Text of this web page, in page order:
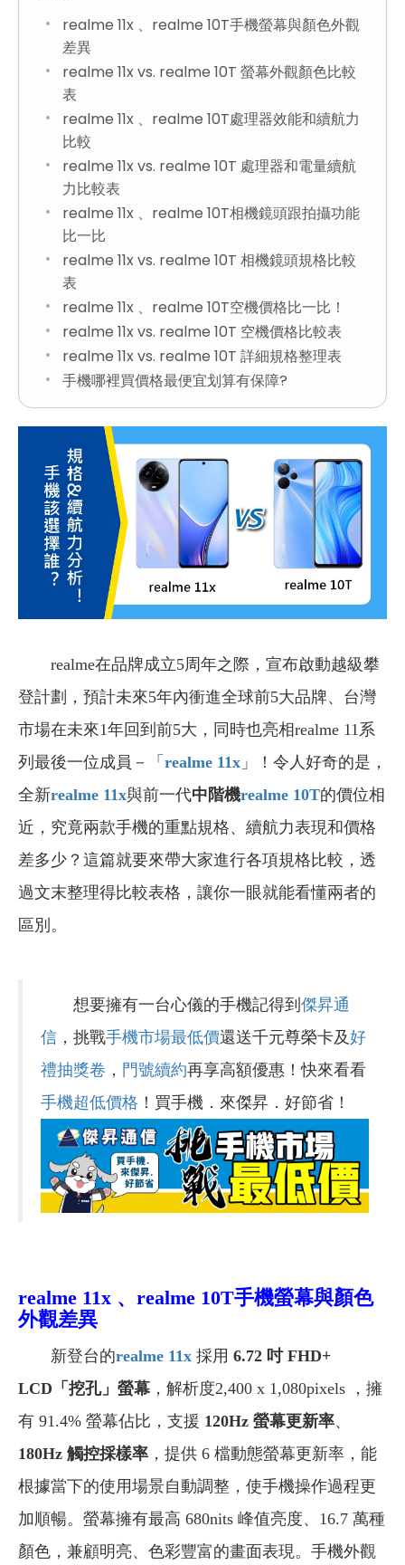
realme 11x 、realme 10T手機螢幕與顏色外觀
差異
realme 11x vs. realme 10T 螢幕外觀顏色比較
表
realme 11x 、realme 10T處理器效能和續航力
比較
realme 11x vs. realme 10T 處理器和電量續航
力比較表
realme 11x 、realme 10T相機鏡頭跟拍攝功能
比一比
realme 11x vs. realme 10T 相機鏡頭規格比較
表
realme 11x 、realme 10T空機價格比一比！
realme 11x vs. realme 10T 空機價格比較表
realme 11x vs. realme 10T 詳細規格整理表
手機哪裡買價格最便宜划算有保障?
realme在品牌成立5周年之際，宣布啟動越級攀
登計劃，預計未來5年內衝進全球前5大品牌、台灣
市場在未來1年回到前5大，同時也亮相realme 11系
列最後一位成員－「 realme 11x 」！令人好奇的是，
全新realme 11x與前一代中階機realme 10T的價位相
近，究竟兩款手機的重點規格、續航力表現和價格
差多少？這篇就要來帶大家進行各項規格比較，透
過文末整理得比較表格，讓你一眼就能看懂兩者的
區別。
想要擁有一台心儀的手機記得到 傑昇通
信 ，挑戰手機市場最低價還送千元尊榮卡及好
禮抽獎卷 ， 門號續約再享高額優惠！快來看看
手機超低價格 ！買手機．來傑昇．好節省！
realme 11x 、realme 10T手機螢幕與顏色
外觀差異
新登台的realme 11x 採用 6.72 吋 FHD+
LCD「挖孔」螢幕 ，解析度2,400 x 1,080pixels ，擁
有 91.4% 螢幕佔比，支援 120Hz 螢幕更新率、
180Hz 觸控採樣率 ，提供 6 檔動態螢幕更新率，能
根據當下的使用場景自動調整，使手機操作過程更
加順暢。螢幕擁有最高 680nits 峰值亮度、16.7 萬種
顏色，兼顧明亮、色彩豐富的畫面表現。手機外觀